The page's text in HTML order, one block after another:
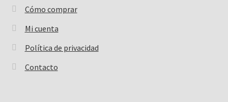
Cómo comprar
Mi cuenta
Política de privacidad
Contacto